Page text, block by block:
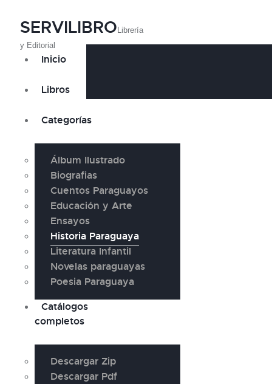
SERVILIBRO Librería
y Editorial
Inicio
Libros
Categorías
Álbum Ilustrado
Biografias
Cuentos Paraguayos
Educación y Arte
Ensayos
Historia Paraguaya
Literatura Infantil
Novelas paraguayas
Poesia Paraguaya
Catálogos
completos
Descargar Zip
Descargar Pdf